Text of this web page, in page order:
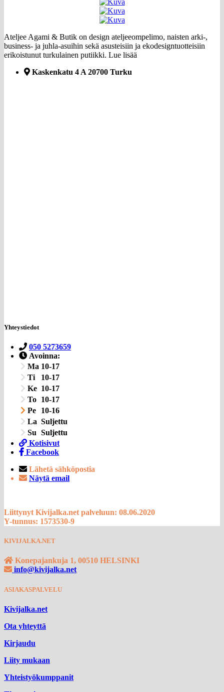
Ateljee Agami & Butik on design ateljeeompelimo, naisten arki-,
business- ja juhla-asuihin sekä asusteisiin ja ekodesigntuotteisiin
erikoistunut turkulainen putiikki. Lue lisää
Kaskenkatu 4 A 20700 Turku
Yhteystiedot
050 5273659
Avoinna:
Ma 10-17
Ti
10-17
Ke 10-17
To 10-17
Pe
10-16
La Suljettu
Su Suljettu
Kotisivut
Facebook
Lähetä sähköpostia
Näytä email
Liittynyt Kivijalka.net palveluun: 08.06.2020
Y-tunnus: 1573530-9
KIVIJALKA.NET
Konepajankuja 1, 00510 HELSINKI
info@kivijalka.net
ASIAKASPALVELU
Kivijalka.net
Ota yhteyttä
Kirjaudu
Liity mukaan
Yhteistyökumppanit